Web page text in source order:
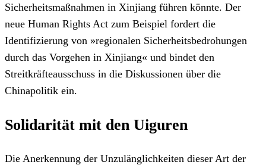
Sicherheitsmaßnahmen in Xinjiang führen könnte. Der
neue Human Rights Act zum Beispiel fordert die
Identifizierung von »regionalen Sicherheitsbedrohungen
durch das Vorgehen in Xinjiang« und bindet den
Streitkräfteausschuss in die Diskussionen über die
Chinapolitik ein.
Solidarität mit den Uiguren
Die Anerkennung der Unzulänglichkeiten dieser Art der